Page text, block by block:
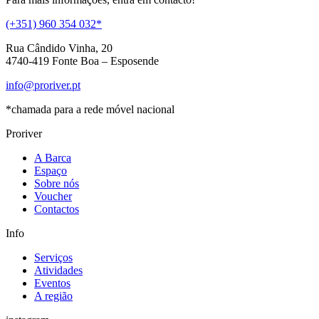
(+351) 960 354 032*
Rua Cândido Vinha, 20
4740-419 Fonte Boa – Esposende
info@proriver.pt
*chamada para a rede móvel nacional
Proriver
A Barca
Espaço
Sobre nós
Voucher
Contactos
Info
Serviços
Atividades
Eventos
A região